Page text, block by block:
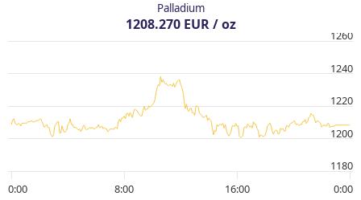
Palladium
1208.270 EUR / oz
0:00 8:00 16:00 0:00
1180
1200
1220
1240
1260